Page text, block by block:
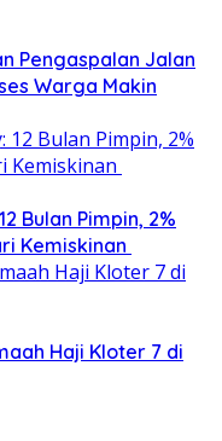
Pengaspalan Jalan
Warga Makin
Bulan Pimpin, 2%
Kemiskinan
Haji Kloter 7 di